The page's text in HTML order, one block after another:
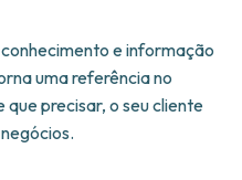
e informação
uma referência no
precisar, o seu cliente